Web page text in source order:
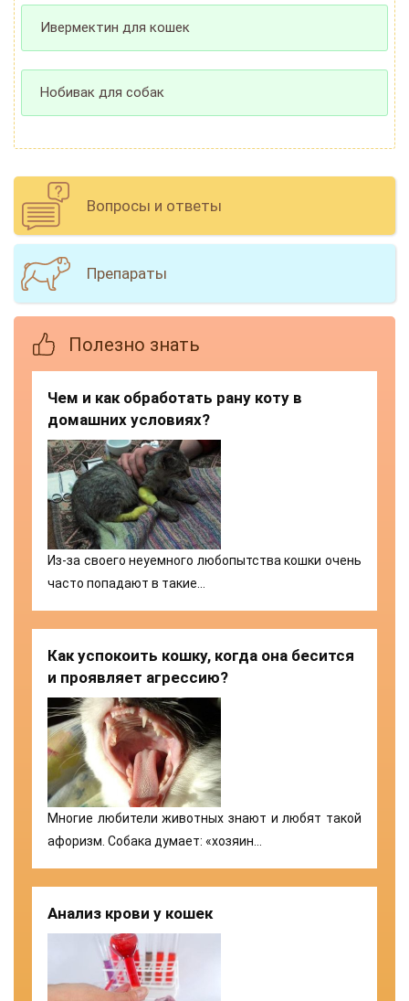
Ивермектин для кошек
Нобивак для собак
Вопросы и ответы
Препараты
Полезно знать
Чем и как обработать рану коту в
домашних условиях?
Из-за своего неуемного любопытства кошки очень
часто попадают в такие…
Как успокоить кошку, когда она бесится
и проявляет агрессию?
Многие любители животных знают и любят такой
афоризм. Собака думает: «хозяин…
Анализ крови у кошек